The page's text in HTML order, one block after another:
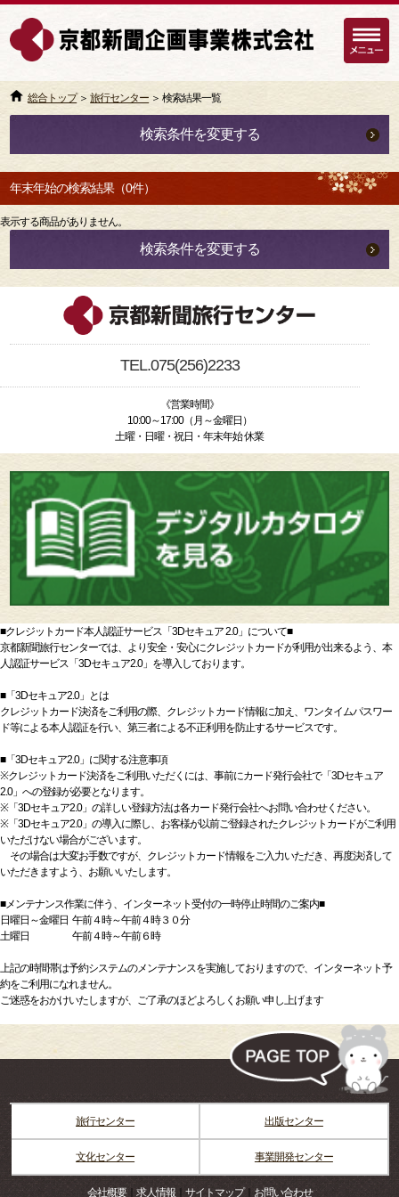
総合トップ＞旅行センター ＞ 検索結果一覧
検索条件を変更する
年末年始の検索結果（0件）
表示する商品がありません。
検索条件を変更する
TEL.075(256)2233
《営業時間》
10:00～17:00（月～金曜日）
土曜・日曜・祝日・年末年始 休業
■クレジットカード本人認証サービス「3Dセキュア 2.0」について■
京都新聞旅行センターでは、より安全・安心にクレジットカードが利用が出来るよう、本
人認証サービス「3Dセキュア2.0」を導入しております。
■「3Dセキュア2.0」とは
クレジットカード決済をご利用の際、クレジットカード情報に加え、ワンタイムパスワー
ド等による本人認証を行い、第三者による不正利用を防止するサービスです。
■「3Dセキュア2.0」に関する注意事項
※クレジットカード決済をご利用いただくには、事前にカード発行会社で「3Dセキュア
2.0」への登録が必要となります。
※「3Dセキュア2.0」の詳しい登録方法は各カード発行会社へお問い合わせください。
※「3Dセキュア2.0」の導入に際し、お客様が以前ご登録されたクレジットカードがご利用
いただけない場合がございます。
その場合は大変お手数ですが、クレジットカード情報をご入力いただき、再度決済して
いただきますよう、お願いいたします。
■メンテナンス作業に伴う、インターネット受付の一時停止時間のご案内■
日曜日～金曜日 午前４時～午前４時３０分
土曜日 午前４時～午前６時
上記の時間帯は予約システムのメンテナンスを実施しておりますので、インターネット予
約をご利用になれません。
ご迷惑をおかけいたしますが、ご了承のほどよろしくお願い申し上げます
旅行センター 出版センター
文化センター 事業開発センター
会社概要｜ 求人情報｜ サイトマップ｜ お問い合わせ